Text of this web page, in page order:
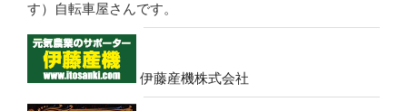
す）自転車屋さんです。
伊藤産機株式会社